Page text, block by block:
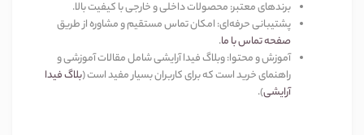
برندهای معتبر:محصولات داخلی و خارجی با کیفیت بالا.
پشتیبانی حرفه‌ای:امکان تماس مستقیم و مشاوره از طریق
صفحه تماس با ما.
آموزش و محتوا:وبلاگ فیدا آرایشی شامل مقالات آموزشی و
راهنمای خرید است که برای کاربران بسیار مفید است(بلاگ فیدا
آرایشی).